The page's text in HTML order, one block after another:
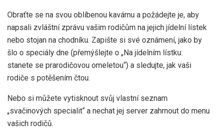
Obraťte se na svou oblíbenou kavárnu a požádejte je, aby
napsali zvláštní zprávu vašim rodičům na jejich jídelní lístek
nebo stojan na chodníku. Zapište si své oznámení, jako by
šlo o speciály dne (přemýšlejte o „Na jídelním lístku:
stanete se prarodičovou omeletou“) a sledujte, jak vaši
rodiče s potěšením čtou.
Nebo si můžete vytisknout svůj vlastní seznam
„svačinových specialit“ a nechat jej server zahrnout do menu
vašich rodičů.